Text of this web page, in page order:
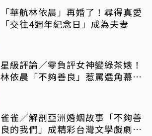
「華航林依晨」再婚了！尋得真愛
「交往4週年紀念日」成為夫妻
星級評論／零負評女神變綠茶婊！
林依晨「不夠善良」惹罵選角幕後
雀雀／解剖亞洲婚姻故事「不夠善
良的我們」成精彩台灣文學戲劇作